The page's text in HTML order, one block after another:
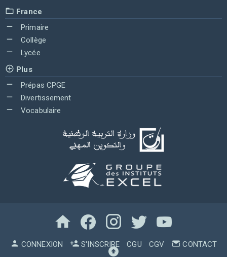
France
Primaire
Collège
Lycée
Plus
Prépas CPGE
Divertissement
Vocabulaire
CONNEXION S'INSCRIRE CGU CGV CONTACT